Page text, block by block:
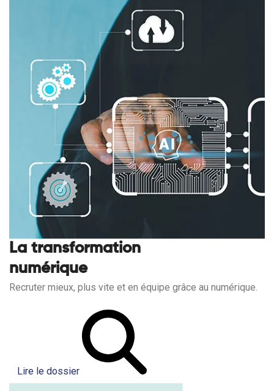
La transformation
numérique
Recruter mieux, plus vite et en équipe grâce au numérique.
Lire le dossier